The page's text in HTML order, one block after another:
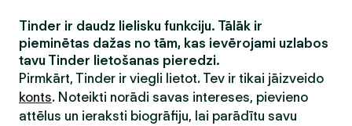
Tinder ir daudz lielisku funkciju. Tālāk ir
pieminētas dažas no tām, kas ievērojami uzlabos
tavu Tinder lietošanas pieredzi.
Pirmkārt, Tinder ir viegli lietot. Tev ir tikai jāizveido
konts. Noteikti norādi savas intereses, pievieno
attēlus un ieraksti biogrāfiju, lai parādītu savu